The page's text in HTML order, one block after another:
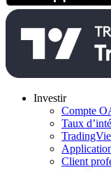
Investir
Compte
Taux
Client